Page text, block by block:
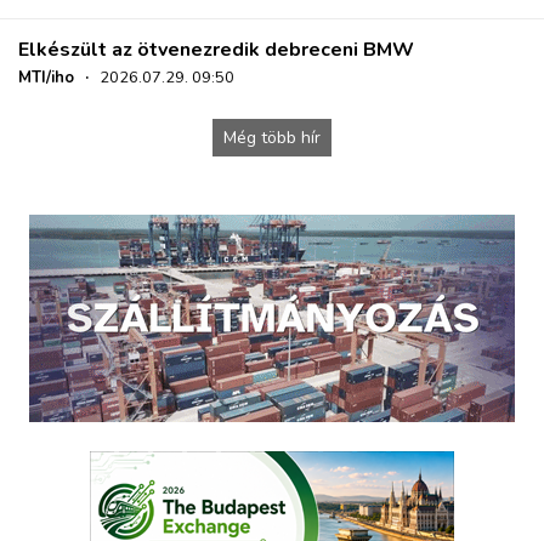
Elkészült az ötvenezredik debreceni BMW
MTI/iho · 2026.07.29. 09:50
Még több hír